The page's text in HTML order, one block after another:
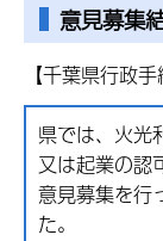
意見募集
【千葉県行政
県では、火光
又は起業の認
意見募集を行
た。